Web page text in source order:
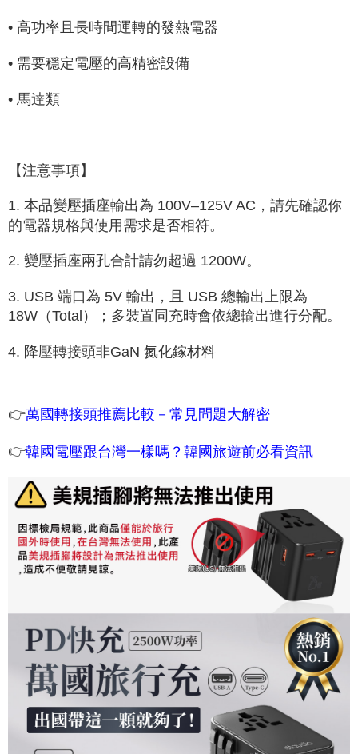
• 高功率且長時間運轉的發熱電器
• 需要穩定電壓的高精密設備
• 馬達類
【注意事項】
1. 本品變壓插座輸出為 100V–125V AC，請先確認你
的電器規格與使用需求是否相符。
2. 變壓插座兩孔合計請勿超過 1200W。
3. USB 端口為 5V 輸出，且 USB 總輸出上限為
18W（Total）；多裝置同充時會依總輸出進行分配。
4. 降壓轉接頭非GaN 氮化鎵材料
👉萬國轉接頭推薦比較－常見問題大解密
👉韓國電壓跟台灣一樣嗎？韓國旅遊前必看資訊